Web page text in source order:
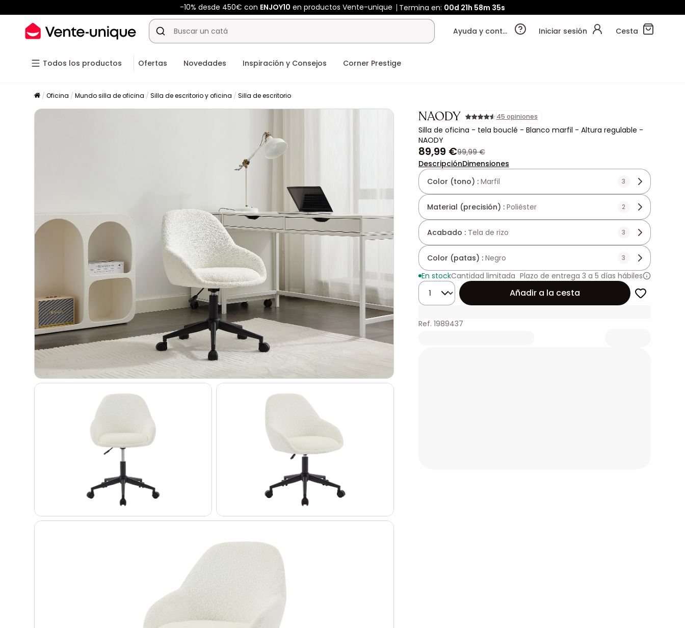
-10% desde 450€ con ENJOY10 en productos Vente-unique Termina en: 00d 21h 58m 34s
Ayuda y contacto Iniciar sesión Cesta
Todos los productos Ofertas Novedades Inspiración y Consejos Corner Prestige
Oficina Mundo silla de oficina Silla de escritorio y oficina Silla de escritorio
NAODY 45 opiniones
Silla de oficina - tela bouclé - Blanco marfil - Altura regulable -
NAODY
89,99 €99,99 €
DescripciónDimensiones
Color (tono) : Marfil 3
Material (precisión) : Poliéster 2
Acabado : Tela de rizo 3
Color (patas) : Negro 3
En stockCantidad limitada Plazo de entrega 3 a 5 días hábiles
Cantidad
Añadir a la cesta
Ref. 1989437